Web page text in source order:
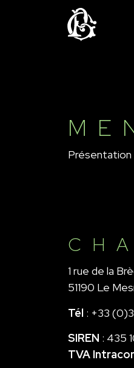
Présentation
1 rue de la
51190 Le
Tél : +33
SIREN : 435
TVA